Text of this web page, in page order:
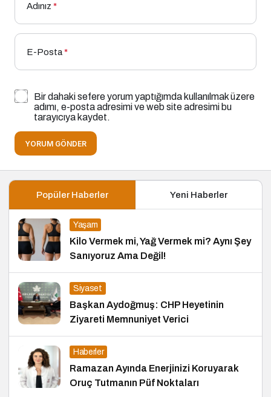
Adınız *
E-Posta*
Bir dahaki sefere yorum yaptığımda kullanılmak üzere
adımı, e-posta adresimi ve web site adresimi bu
tarayıcıya kaydet.
YORUM GÖNDER
Popüler Haberler Yeni Haberler
Yaşam
Kilo Vermek mi, Yağ Vermek mi? Aynı Şey
Sanıyoruz Ama Değil!
Siyaset
Başkan Aydoğmuş: CHP Heyetinin
Ziyareti Memnuniyet Verici
Haberler
Ramazan Ayında Enerjinizi Koruyarak
Oruç Tutmanın Püf Noktaları